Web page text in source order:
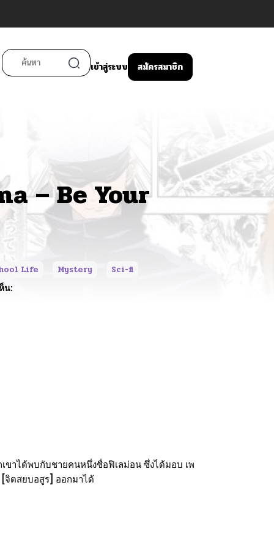
เข้าสู่ระบบ สมัครสมาชิก
– Be Your
Life Mystery
Sci-fi
น:
เขาได้พบกับชายคนหนึ่งชื่อฟิเลม่อน ซึ่งได้มอบ เพ
[จิตสยบอสูร] ออกมาได้